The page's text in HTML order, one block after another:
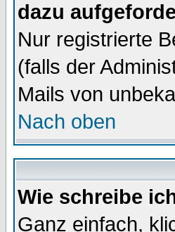
dazu
Nur registrierte
(falls der
Mails von
Nach oben
Wie schreibe
Ganz einfach,